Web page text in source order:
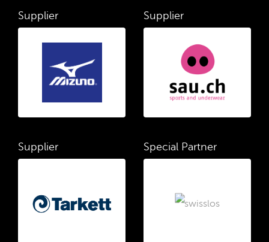
Supplier Supplier
Supplier Special Partner